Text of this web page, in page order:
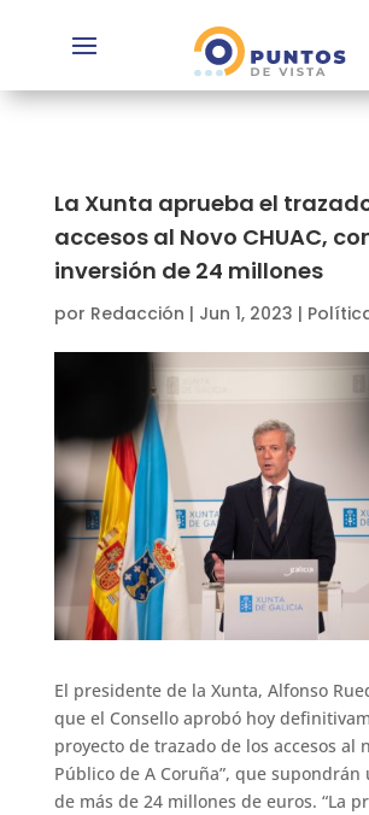
La Xunta aprueba el
accesos al Novo CHUAC,
inversión de 24 millones
por Redacción | Jun 1, 2023 |
El presidente de la Xunta, Alfonso
que el Consello aprobó hoy
proyecto de trazado de los accesos al
Público de A Coruña”, que supondrán
de más de 24 millones de euros. “La